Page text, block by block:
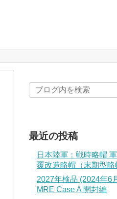
最近の投稿
日本陸軍：戦時略帽
覆改造略帽（末期型略
2027年検品 (2024年6
MRE Case A 開封編